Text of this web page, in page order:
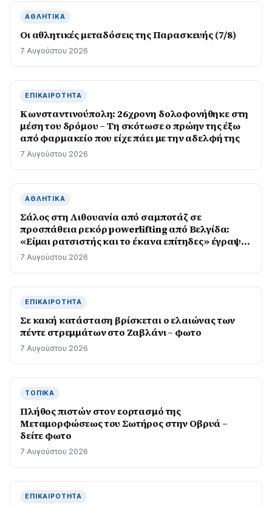
ΑΘΛΗΤΙΚΆ
Οι αθλητικές μεταδόσεις της Παρασκευής (7/8)
7 Αυγούστου 2026
ΕΠΙΚΑΙΡΌΤΗΤΑ
Κωνσταντινούπολη: 26χρονη δολοφονήθηκε στη
μέση του δρόμου – Τη σκότωσε ο πρώην της έξω
από φαρμακείο που είχε πάει με την αδελφή της
7 Αυγούστου 2026
ΑΘΛΗΤΙΚΆ
Σάλος στη Λιθουανία από σαμποτάζ σε
προσπάθεια ρεκόρ powerlifting από Βελγίδα:
«Είμαι ρατσιστής και το έκανα επίτηδες» έγραψε
ο δράστης
7 Αυγούστου 2026
ΕΠΙΚΑΙΡΌΤΗΤΑ
Σε κακή κατάσταση βρίσκεται ο ελαιώνας των
πέντε στρεμμάτων στο Ζαβλάνι – φωτο
7 Αυγούστου 2026
ΤΟΠΙΚΆ
Πλήθος πιστών στον εορτασμό της
Μεταμορφώσεως του Σωτήρος στην Οβρυά –
δείτε φωτο
7 Αυγούστου 2026
ΕΠΙΚΑΙΡΌΤΗΤΑ